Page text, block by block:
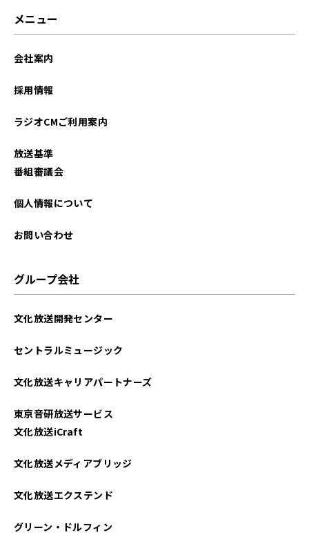
メニュー
会社案内
採用情報
ラジオCMご利用案内
放送基準
番組審議会
個人情報について
お問い合わせ
グループ会社
文化放送開発センター
セントラルミュージック
文化放送キャリアパートナーズ
東京音研放送サービス
文化放送iCraft
文化放送メディアブリッジ
文化放送エクステンド
グリーン・ドルフィン